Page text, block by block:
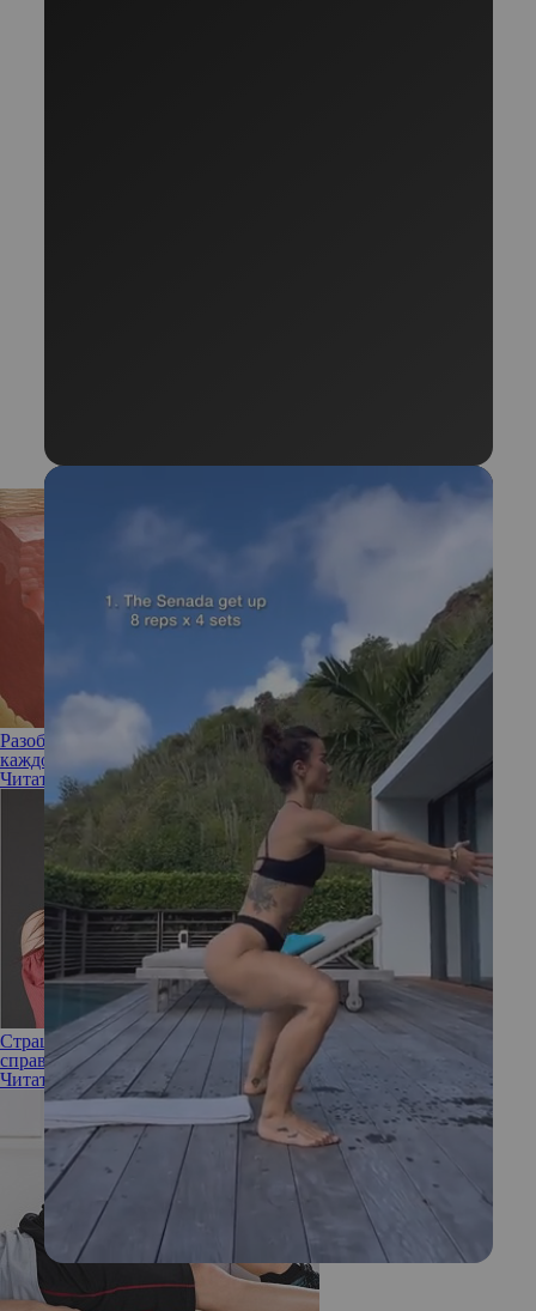
Разобрать по слоям: какова структура кожи и особенности
каждого ее уровня
Читать полностью
Страшный сон кожи: что такое пиодермия и как с ней
справиться
Читать полностью